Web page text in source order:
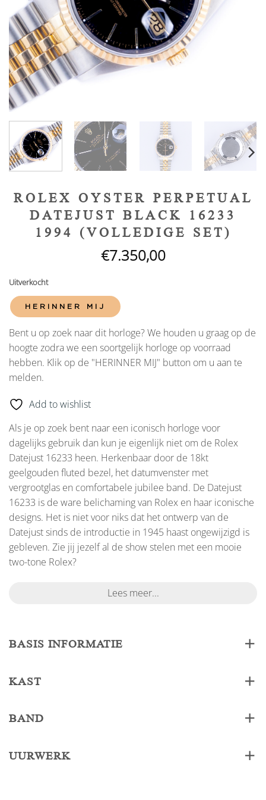
ROLEX OYSTER PERPETUAL
DATEJUST BLACK 16233
1994 (VOLLEDIGE SET)
€7.350,00
Uitverkocht
HERINNER MIJ
Bent u op zoek naar dit horloge? We houden u graag op de
hoogte zodra we een soortgelijk horloge op voorraad
hebben. Klik op de "HERINNER MIJ" button om u aan te
melden.
Add to wishlist
Als je op zoek bent naar een iconisch horloge voor
dagelijks gebruik dan kun je eigenlijk niet om de Rolex
Datejust 16233 heen. Herkenbaar door de 18kt
geelgouden fluted bezel, het datumvenster met
vergrootglas en comfortabele jubilee band. De Datejust
16233 is de ware belichaming van Rolex en haar iconische
designs. Het is niet voor niks dat het ontwerp van de
Datejust sinds de introductie in 1945 haast ongewijzigd is
gebleven. Zie jij jezelf al de show stelen met een mooie
two-tone Rolex?
Lees meer...
BASIS INFORMATIE
KAST
BAND
UURWERK